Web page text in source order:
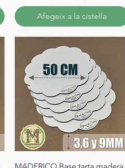
Afegeix a la cistella